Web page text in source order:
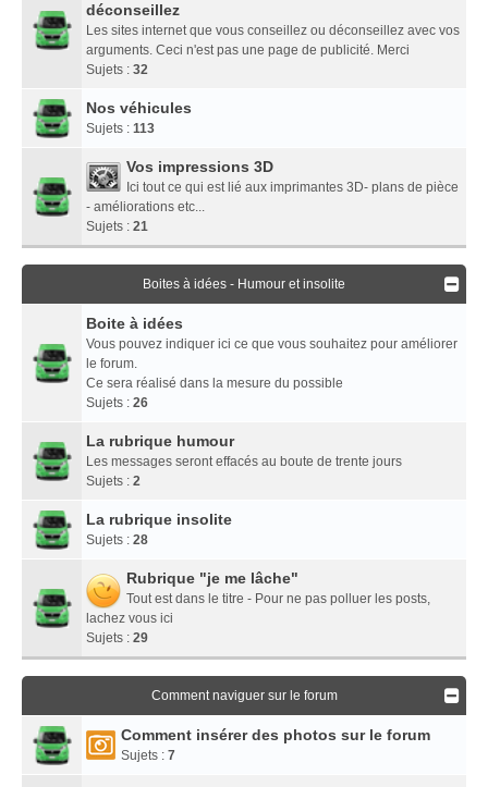
déconseillez
Les sites internet que vous conseillez ou déconseillez avec vos
arguments. Ceci n'est pas une page de publicité. Merci
Sujets : 32
Nos véhicules
Sujets : 113
Vos impressions 3D
Ici tout ce qui est lié aux imprimantes 3D- plans de pièce
- améliorations etc...
Sujets : 21
Boites à idées - Humour et insolite
Boite à idées
Vous pouvez indiquer ici ce que vous souhaitez pour améliorer
le forum.
Ce sera réalisé dans la mesure du possible
Sujets : 26
La rubrique humour
Les messages seront effacés au boute de trente jours
Sujets : 2
La rubrique insolite
Sujets : 28
Rubrique "je me lâche"
Tout est dans le titre - Pour ne pas polluer les posts,
lachez vous ici
Sujets : 29
Comment naviguer sur le forum
Comment insérer des photos sur le forum
Sujets : 7